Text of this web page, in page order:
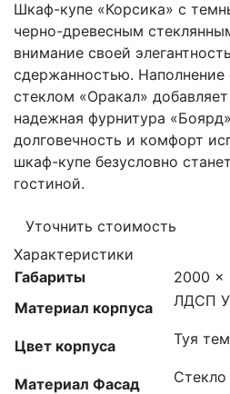
Шкаф-купе «Корсика» с
черно-древесным
внимание своей
сдержанностью.
стеклом «Оракал»
надежная фурнитура
долговечность и комфорт
шкаф-купе безусловно
гостиной.
Уточнить стоимость
Характеристики
Габариты
2000 ×
Материал корпуса
ЛДСП
Цвет корпуса Туя
Материал Фасад Стекло